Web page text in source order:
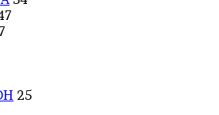
25